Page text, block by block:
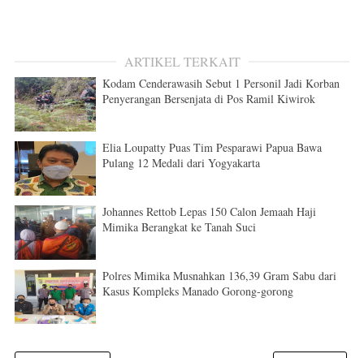
ARTIKEL TERKAIT
Kodam Cenderawasih Sebut 1 Personil Jadi Korban
Penyerangan Bersenjata di Pos Ramil Kiwirok
Elia Loupatty Puas Tim Pesparawi Papua Bawa
Pulang 12 Medali dari Yogyakarta
Johannes Rettob Lepas 150 Calon Jemaah Haji
Mimika Berangkat ke Tanah Suci
Polres Mimika Musnahkan 136,39 Gram Sabu dari
Kasus Kompleks Manado Gorong-gorong